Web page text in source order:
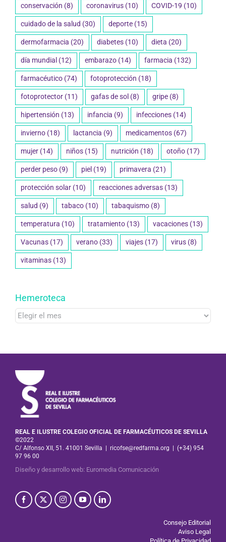
conservación (8) coronavirus (10) COVID-19 (10)
cuidado de la salud (30) deporte (15)
dermofarmacia (20) diabetes (10) dieta (20)
día mundial (12) embarazo (14) farmacia (132)
farmacéutico (74) fotoprotección (18)
fotoprotector (11) gafas de sol (8) gripe (8)
hipertensión (13) infancia (9) infecciones (14)
invierno (18) lactancia (9) medicamentos (67)
mujer (14) niños (15) nutrición (18) otoño (17)
perder peso (9) piel (19) primavera (21)
protección solar (10) reacciones adversas (13)
salud (9) tabaco (10) tabaquismo (8)
temperatura (10) tratamiento (13) vacaciones (13)
Vacunas (17) verano (33) viajes (17) virus (8)
vitaminas (13)
Hemeroteca
Hemeroteca
REAL E ILUSTRE COLEGIO OFICIAL DE FARMACÉUTICOS DE SEVILLA
©2022
C/ Alfonso XII, 51. 41001 Sevilla
ricofse@redfarma.org
(+34) 954
97 96 00
Diseño y desarrollo web: Euromedia Comunicación
Consejo Editorial
Aviso Legal